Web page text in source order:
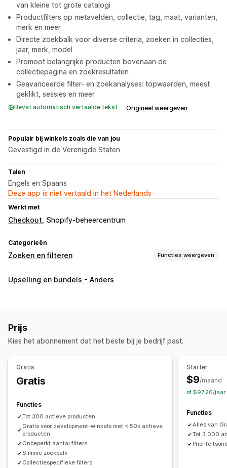
van kleine tot grote catalogi
Productfilters op metavelden, collectie, tag, maat, varianten,
merk en meer
Directe zoekbalk voor diverse criteria, zoeken in collecties,
jaar, merk, model
Promoot belangrijke producten bovenaan de
collectiepagina en zoekresultaten
Geavanceerde filter- en zoekanalyses: topwaarden, meest
geklikt, sessies en meer
Bevat automatisch vertaalde tekst Origineel weergeven
Populair bij winkels zoals die van jou
Gevestigd in de Verenigde Staten
Talen
Engels en Spaans
Deze app is niet vertaald in het Nederlands
Werkt met
Checkout Shopify-beheercentrum
Categorieën
Zoeken en filteren Functies weergeven
Zoekfuncties
Mobiel responsief
Zoekresultatenpagina
Sorteren
Conversietracking
Analytics in realtime
Gedragsinzichten
Upselling en bundels - Anders
Prijs
Kies het abonnement dat het beste bij je bedrijf past.
Gratis
Gratis
Functies
Tot 300 actieve producten
Gratis voor development-winkels met < 50k actieve
producten
Onbeperkt aantal filters
Slimme zoekbalk
Collectiespecifieke filters
Starter
$9/maand
of $97.20/jaar
Functies
Alles van
Tot 3.000